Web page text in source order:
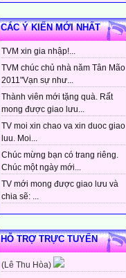
CÁC Ý KIẾN MỚI NHẤT
TVM xin gia nhập!...
TVM chúc chủ nhà năm Tân Mão
2011"Vạn sự như...
Thành viên mới tặng quà. Rất
mong được giao lưu...
TV moi xin chao va xin duoc giao
luu. Moi...
Chúc mừng bạn có trang riêng.
Chúc một ngày mới...
TV mới mong được giao lưu và
chia sẽ: ...
HỖ TRỢ TRỰC TUYẾN
(Lê Thu Hòa)